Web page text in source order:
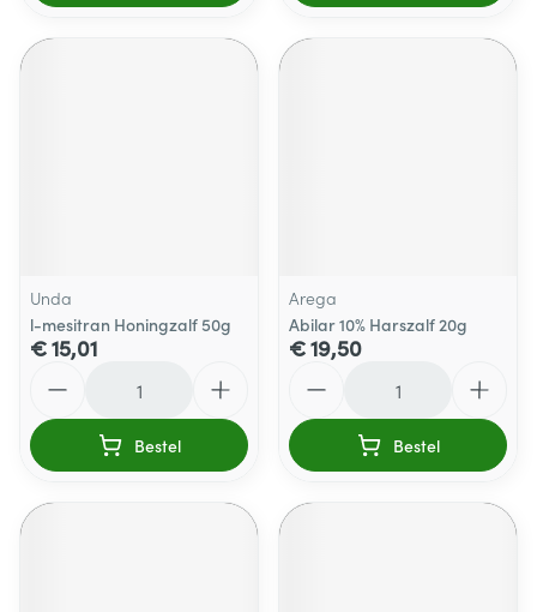
Unda
l-mesitran Honingzalf 50g
€ 15,01
Bestel
Arega
Abilar 10% Harszalf 20g
€ 19,50
Bestel